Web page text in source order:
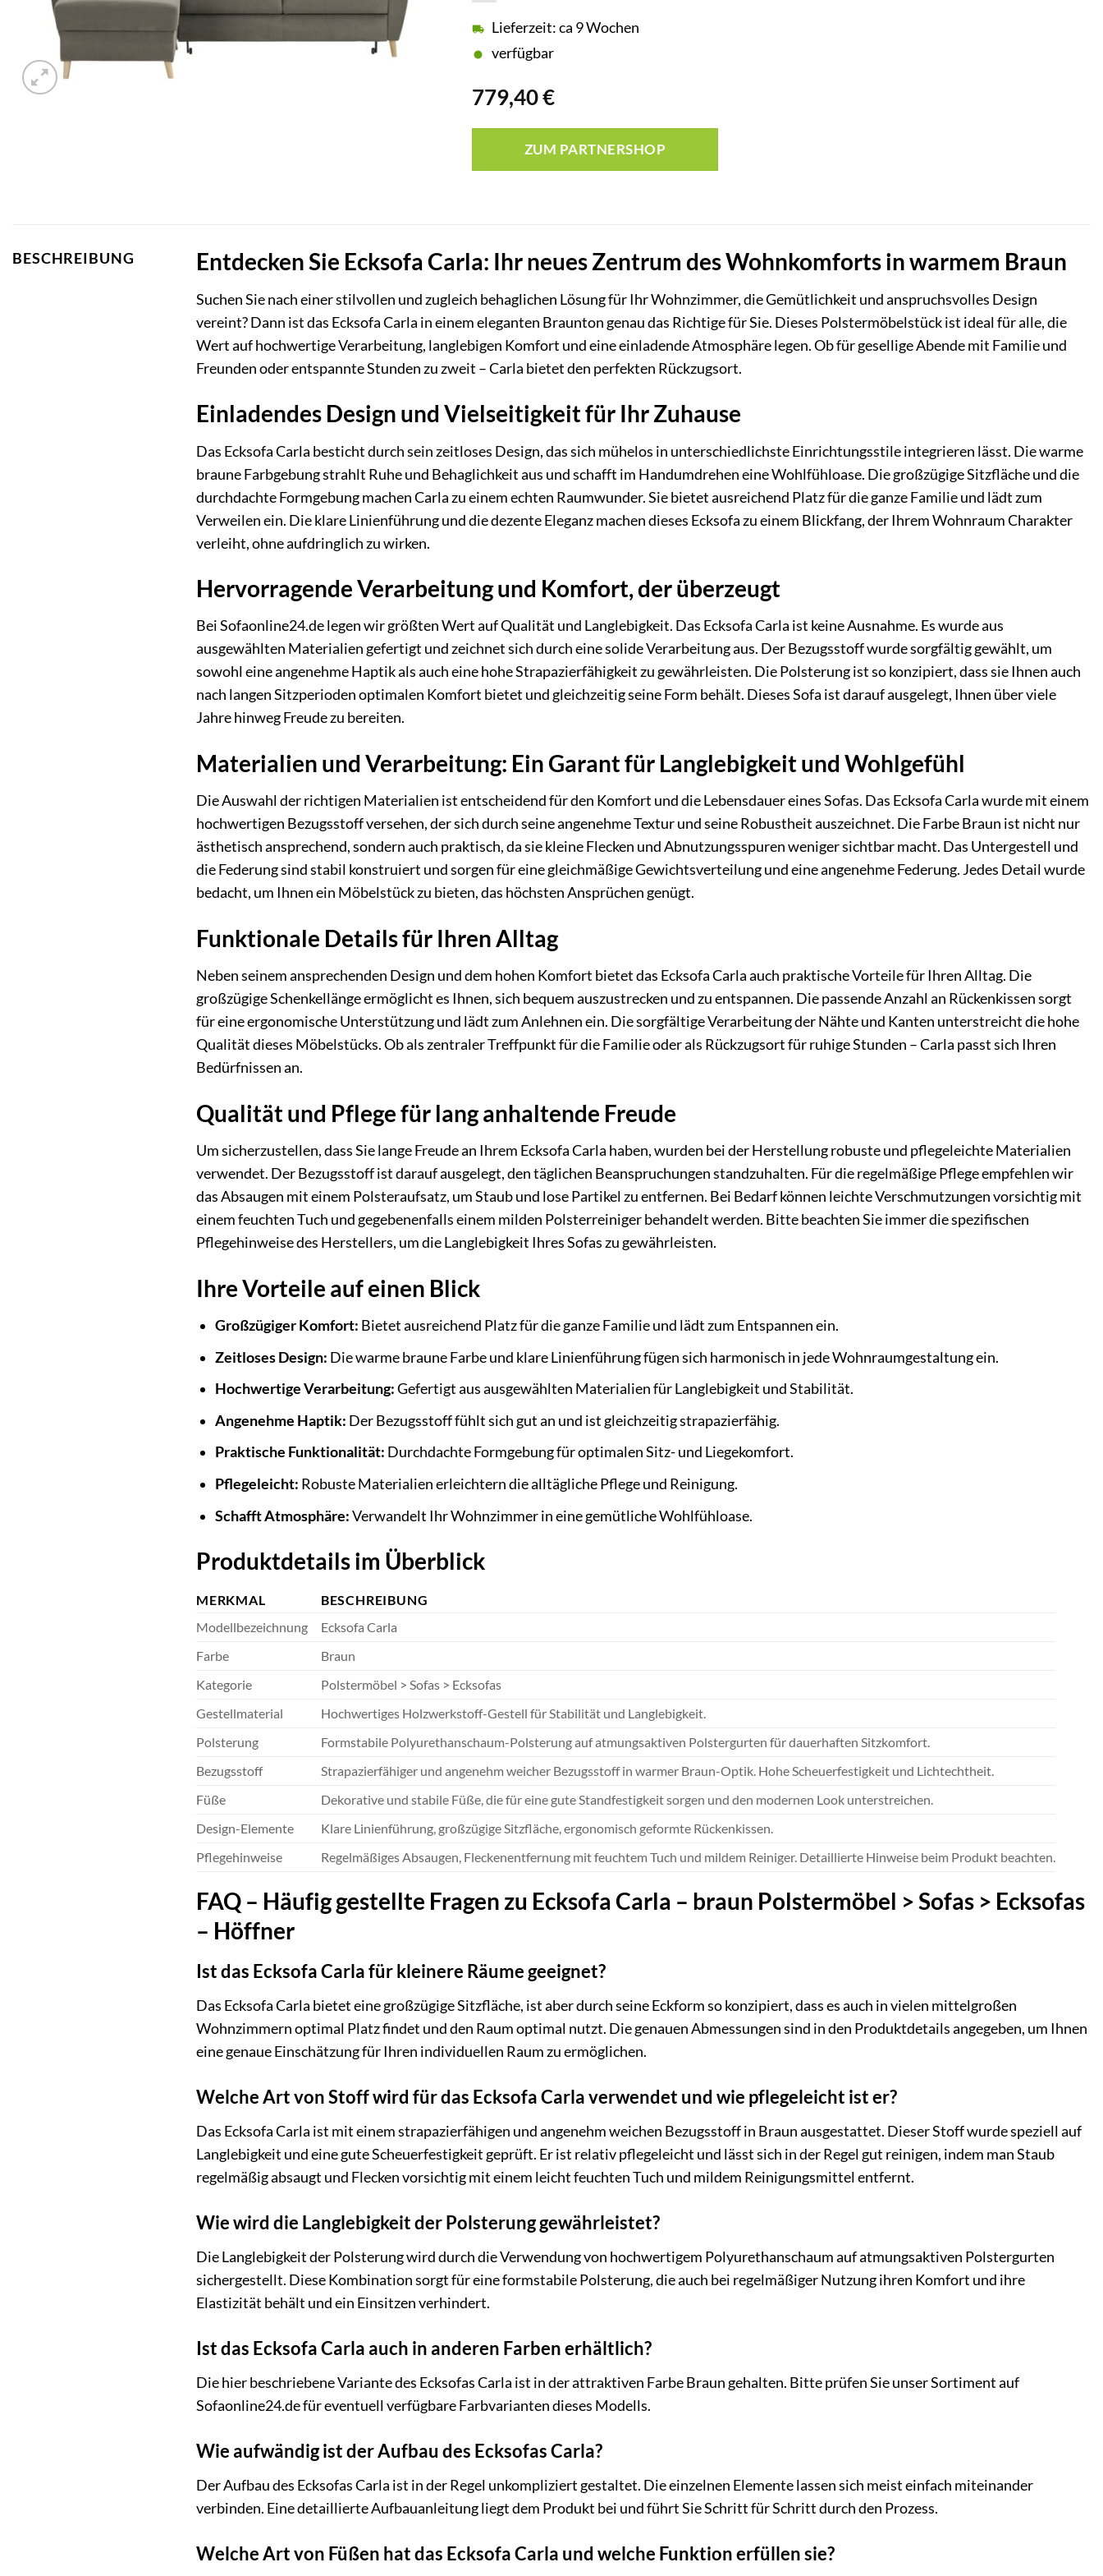
779,40€
Lieferzeit: ca 9 Wochen
verfügbar
ZUM PARTNERSHOP
BESCHREIBUNG Entdecken Sie Ecksofa Carla: Ihr neues Zentrum des Wohnkomforts in warmem Braun
Suchen Sie nach einer stilvollen und zugleich behaglichen Lösung für Ihr Wohnzimmer, die Gemütlichkeit und anspruchsvolles Design
vereint? Dann ist das Ecksofa Carla in einem eleganten Braunton genau das Richtige für Sie. Dieses Polstermöbelstück ist ideal für alle, die
Wert auf hochwertige Verarbeitung, langlebigen Komfort und eine einladende Atmosphäre legen. Ob für gesellige Abende mit Familie und
Freunden oder entspannte Stunden zu zweit – Carla bietet den perfekten Rückzugsort.
Einladendes Design und Vielseitigkeit für Ihr Zuhause
Das Ecksofa Carla besticht durch sein zeitloses Design, das sich mühelos in unterschiedlichste Einrichtungsstile integrieren lässt. Die warme
braune Farbgebung strahlt Ruhe und Behaglichkeit aus und schafft im Handumdrehen eine Wohlfühloase. Die großzügige Sitzfläche und die
durchdachte Formgebung machen Carla zu einem echten Raumwunder. Sie bietet ausreichend Platz für die ganze Familie und lädt zum
Verweilen ein. Die klare Linienführung und die dezente Eleganz machen dieses Ecksofa zu einem Blickfang, der Ihrem Wohnraum Charakter
verleiht, ohne aufdringlich zu wirken.
Hervorragende Verarbeitung und Komfort, der überzeugt
Bei Sofaonline24.de legen wir größten Wert auf Qualität und Langlebigkeit. Das Ecksofa Carla ist keine Ausnahme. Es wurde aus
ausgewählten Materialien gefertigt und zeichnet sich durch eine solide Verarbeitung aus. Der Bezugsstoff wurde sorgfältig gewählt, um
sowohl eine angenehme Haptik als auch eine hohe Strapazierfähigkeit zu gewährleisten. Die Polsterung ist so konzipiert, dass sie Ihnen auch
nach langen Sitzperioden optimalen Komfort bietet und gleichzeitig seine Form behält. Dieses Sofa ist darauf ausgelegt, Ihnen über viele
Jahre hinweg Freude zu bereiten.
Materialien und Verarbeitung: Ein Garant für Langlebigkeit und Wohlgefühl
Die Auswahl der richtigen Materialien ist entscheidend für den Komfort und die Lebensdauer eines Sofas. Das Ecksofa Carla wurde mit einem
hochwertigen Bezugsstoff versehen, der sich durch seine angenehme Textur und seine Robustheit auszeichnet. Die Farbe Braun ist nicht nur
ästhetisch ansprechend, sondern auch praktisch, da sie kleine Flecken und Abnutzungsspuren weniger sichtbar macht. Das Untergestell und
die Federung sind stabil konstruiert und sorgen für eine gleichmäßige Gewichtsverteilung und eine angenehme Federung. Jedes Detail wurde
bedacht, um Ihnen ein Möbelstück zu bieten, das höchsten Ansprüchen genügt.
Funktionale Details für Ihren Alltag
Neben seinem ansprechenden Design und dem hohen Komfort bietet das Ecksofa Carla auch praktische Vorteile für Ihren Alltag. Die
großzügige Schenkellänge ermöglicht es Ihnen, sich bequem auszustrecken und zu entspannen. Die passende Anzahl an Rückenkissen sorgt
für eine ergonomische Unterstützung und lädt zum Anlehnen ein. Die sorgfältige Verarbeitung der Nähte und Kanten unterstreicht die hohe
Qualität dieses Möbelstücks. Ob als zentraler Treffpunkt für die Familie oder als Rückzugsort für ruhige Stunden – Carla passt sich Ihren
Bedürfnissen an.
Qualität und Pflege für lang anhaltende Freude
Um sicherzustellen, dass Sie lange Freude an Ihrem Ecksofa Carla haben, wurden bei der Herstellung robuste und pflegeleichte Materialien
verwendet. Der Bezugsstoff ist darauf ausgelegt, den täglichen Beanspruchungen standzuhalten. Für die regelmäßige Pflege empfehlen wir
das Absaugen mit einem Polsteraufsatz, um Staub und lose Partikel zu entfernen. Bei Bedarf können leichte Verschmutzungen vorsichtig mit
einem feuchten Tuch und gegebenenfalls einem milden Polsterreiniger behandelt werden. Bitte beachten Sie immer die spezifischen
Pflegehinweise des Herstellers, um die Langlebigkeit Ihres Sofas zu gewährleisten.
Ihre Vorteile auf einen Blick
Großzügiger Komfort: Bietet ausreichend Platz für die ganze Familie und lädt zum Entspannen ein.
Zeitloses Design: Die warme braune Farbe und klare Linienführung fügen sich harmonisch in jede Wohnraumgestaltung ein.
Hochwertige Verarbeitung:Gefertigt aus ausgewählten Materialien für Langlebigkeit und Stabilität.
Angenehme Haptik: Der Bezugsstoff fühlt sich gut an und ist gleichzeitig strapazierfähig.
Praktische Funktionalität: Durchdachte Formgebung für optimalen Sitz- und Liegekomfort.
Pflegeleicht: Robuste Materialien erleichtern die alltägliche Pflege und Reinigung.
Schafft Atmosphäre:Verwandelt Ihr Wohnzimmer in eine gemütliche Wohlfühloase.
Produktdetails im Überblick
MERKMAL
BESCHREIBUNG
Modellbezeichnung
Ecksofa Carla
Farbe
Braun
Kategorie
Polstermöbel > Sofas > Ecksofas
Gestellmaterial
Hochwertiges Holzwerkstoff-Gestell für Stabilität und Langlebigkeit.
Polsterung
Formstabile Polyurethanschaum-Polsterung auf atmungsaktiven Polstergurten für dauerhaften Sitzkomfort.
Bezugsstoff
Strapazierfähiger und angenehm weicher Bezugsstoff in warmer Braun-Optik. Hohe Scheuerfestigkeit und Lichtechtheit.
Füße
Dekorative und stabile Füße, die für eine gute Standfestigkeit sorgen und den modernen Look unterstreichen.
Design-Elemente
Klare Linienführung, großzügige Sitzfläche, ergonomisch geformte Rückenkissen.
Pflegehinweise
Regelmäßiges Absaugen, Fleckenentfernung mit feuchtem Tuch und mildem Reiniger. Detaillierte Hinweise beim Produkt beachten.
FAQ – Häufig gestellte Fragen zu Ecksofa Carla – braun Polstermöbel > Sofas > Ecksofas
– Höffner
Ist das Ecksofa Carla für kleinere Räume geeignet?
Das Ecksofa Carla bietet eine großzügige Sitzfläche, ist aber durch seine Eckform so konzipiert, dass es auch in vielen mittelgroßen
Wohnzimmern optimal Platz findet und den Raum optimal nutzt. Die genauen Abmessungen sind in den Produktdetails angegeben, um Ihnen
eine genaue Einschätzung für Ihren individuellen Raum zu ermöglichen.
Welche Art von Stoff wird für das Ecksofa Carla verwendet und wie pflegeleicht ist er?
Das Ecksofa Carla ist mit einem strapazierfähigen und angenehm weichen Bezugsstoff in Braun ausgestattet. Dieser Stoff wurde speziell auf
Langlebigkeit und eine gute Scheuerfestigkeit geprüft. Er ist relativ pflegeleicht und lässt sich in der Regel gut reinigen, indem man Staub
regelmäßig absaugt und Flecken vorsichtig mit einem leicht feuchten Tuch und mildem Reinigungsmittel entfernt.
Wie wird die Langlebigkeit der Polsterung gewährleistet?
Die Langlebigkeit der Polsterung wird durch die Verwendung von hochwertigem Polyurethanschaum auf atmungsaktiven Polstergurten
sichergestellt. Diese Kombination sorgt für eine formstabile Polsterung, die auch bei regelmäßiger Nutzung ihren Komfort und ihre
Elastizität behält und ein Einsitzen verhindert.
Ist das Ecksofa Carla auch in anderen Farben erhältlich?
Die hier beschriebene Variante des Ecksofas Carla ist in der attraktiven Farbe Braun gehalten. Bitte prüfen Sie unser Sortiment auf
Sofaonline24.de für eventuell verfügbare Farbvarianten dieses Modells.
Wie aufwändig ist der Aufbau des Ecksofas Carla?
Der Aufbau des Ecksofas Carla ist in der Regel unkompliziert gestaltet. Die einzelnen Elemente lassen sich meist einfach miteinander
verbinden. Eine detaillierte Aufbauanleitung liegt dem Produkt bei und führt Sie Schritt für Schritt durch den Prozess.
Welche Art von Füßen hat das Ecksofa Carla und welche Funktion erfüllen sie?